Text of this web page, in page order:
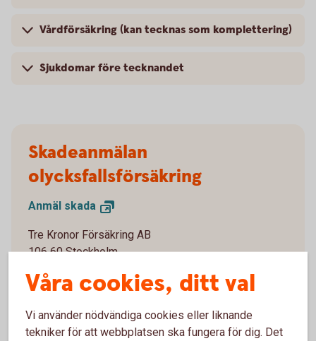
Vårdförsäkring (kan tecknas som komplettering)
Sjukdomar före tecknandet
Skadeanmälan
olycksfallsförsäkring
Anmäl skada
Tre Kronor Försäkring AB
106 60 Stockholm
Våra cookies, ditt val
Vi använder nödvändiga cookies eller liknande
tekniker för att webbplatsen ska fungera för dig. Det